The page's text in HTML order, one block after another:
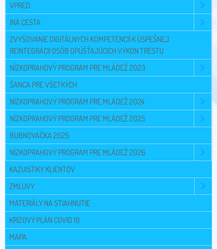
VPRED
INÁ CESTA
ZVYŠOVANIE DIGITÁLNYCH KOMPETENCIÍ K ÚSPEŠNEJ
REINTEGRÁCII OSÔB OPÚŠŤAJÚCICH VÝKON TRESTU
NÍZKOPRAHOVÝ PROGRAM PRE MLÁDEŽ 2023
ŠANCA PRE VŠETKÝCH
NÍZKOPRAHOVÝ PROGRAM PRE MLÁDEŽ 2024
NÍZKOPRAHOVÝ PROGRAM PRE MLÁDEŽ 2025
BUBNOVAČKA 2025
NÍZKOPRAHOVÝ PROGRAM PRE MLÁDEŽ 2026
KAZUISTIKY KLIENTOV
ZMLUVY
MATERIÁLY NA STIAHNUTIE
KRÍZOVÝ PLÁN COVID 19
MAPA